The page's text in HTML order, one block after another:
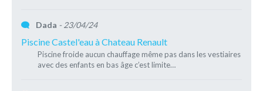
Dada - 23/04/24
Piscine Castel'eau à Chateau Renault
Piscine froide aucun chauffage même pas dans les vestiaires
avec des enfants en bas âge c’est limite…